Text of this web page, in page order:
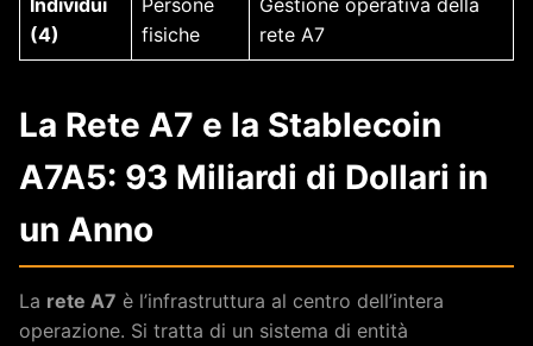
(4)
fisiche
rete A7
La Rete A7 e la Stablecoin
A7A5: 93 Miliardi di Dollari in
un Anno
La rete A7 è l’infrastruttura al centro dell’intera
operazione. Si tratta di un sistema di entità